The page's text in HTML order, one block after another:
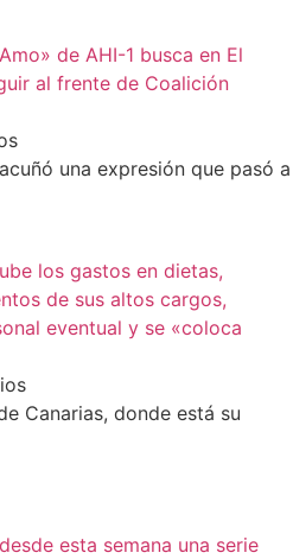
de AHI-1 busca en El
al frente de Coalición
una expresión que pasó a
los gastos en dietas,
de sus altos cargos,
eventual y se «coloca
Canarias, donde está su
esta semana una serie